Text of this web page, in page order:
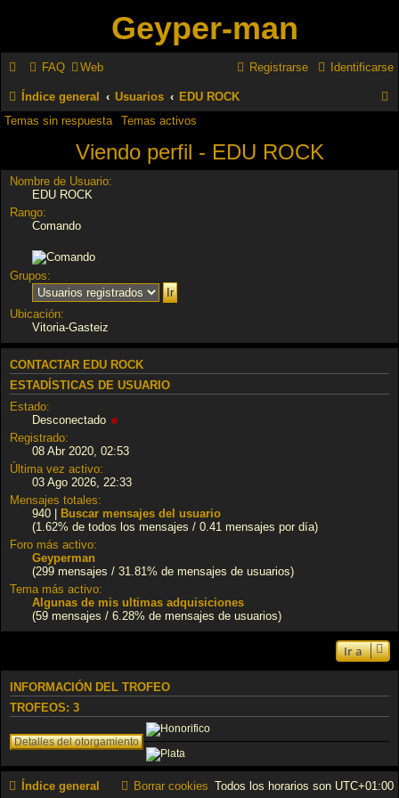
Geyper-man
FAQ Web Identificarse
Registrarse
Índice general Usuarios EDU ROCK
c
Temas sin respuesta Temas activos
Viendo perfil - EDU ROCK
Nombre de Usuario:
EDU ROCK
Rango:
Comando
Grupos:
Ubicación:
Vitoria-Gasteiz
CONTACTAR EDU ROCK
ESTADÍSTICAS DE USUARIO
Estado:
Desconectado
Registrado:
08 Abr 2020, 02:53
Última vez activo:
03 Ago 2026, 22:33
Mensajes totales:
940 |
Buscar mensajes del usuario
(1.62% de todos los mensajes / 0.41 mensajes por día)
Foro más activo:
Geyperman
(299 mensajes / 31.81% de mensajes de usuarios)
Tema más activo:
Algunas de mis ultimas adquisiciones
(59 mensajes / 6.28% de mensajes de usuarios)
Ir a
INFORMACIÓN DEL TROFEO
TROFEOS: 3
Índice general Todos los horarios son UTC+01:00
Borrar cookies